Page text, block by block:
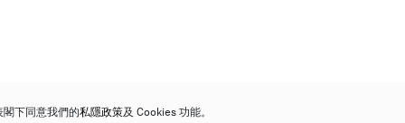
下同意我們的私隱政策及 Cookies 功能。